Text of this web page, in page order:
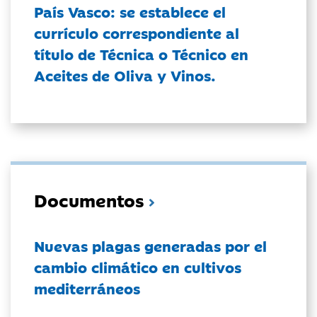
País Vasco: se establece el
currículo correspondiente al
título de Técnica o Técnico en
Aceites de Oliva y Vinos.
Documentos
Nuevas plagas generadas por el
cambio climático en cultivos
mediterráneos